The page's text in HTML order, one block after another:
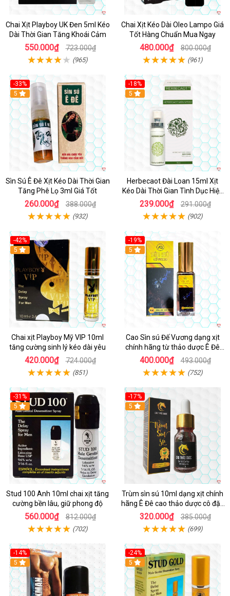
Chai Xịt Playboy UK Đen 5ml Kéo
Dài Thời Gian Tăng Khoái Cảm
550.000₫ 723.000₫
(965)
Chai Xịt Kéo Dài Oleo Lampo Giá
Tốt Hàng Chuẩn Mua Ngay
480.000₫ 800.000₫
(961)
-33%
5
Sìn Sú Ê Đê Xịt Kéo Dài Thời Gian
Tăng Phê Lọ 3ml Giá Tốt
260.000₫ 388.000₫
(932)
-18%
5
Herbecaot Đài Loan 15ml Xịt
Kéo Dài Thời Gian Tình Dục Hiệu
Quả
239.000₫ 291.000₫
(902)
-42%
5
Chai xịt Playboy Mỹ VIP 10ml
tăng cường sinh lý kéo dài yêu
420.000₫ 724.000₫
(851)
-19%
5
Cao Sìn sú Đế Vương dạng xịt
chính hãng từ thảo dược Ê Đê
Việt Nam
400.000₫ 493.000₫
(752)
-31%
5
Stud 100 Anh 10ml chai xịt tăng
cường bền lâu, giữ phong độ
560.000₫ 812.000₫
(702)
-17%
5
Trùm sìn sú 10ml dạng xịt chính
hãng Ê Đê cao thảo dược cô đặc
hiệu quả nhất
320.000₫ 385.000₫
(699)
-14%
5
-24%
5